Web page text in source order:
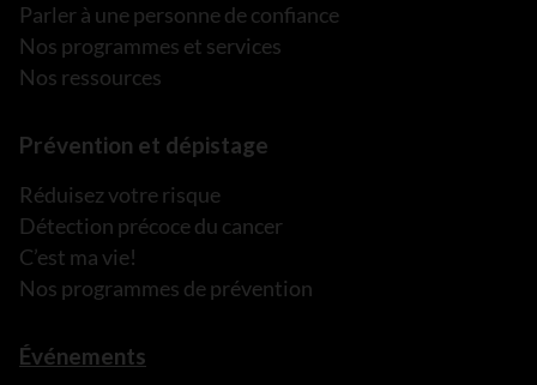
Parler à une personne de confiance
Nos programmes et services
Nos ressources
Prévention et dépistage
Réduisez votre risque
Détection précoce du cancer
C’est ma vie!
Nos programmes de prévention
Événements